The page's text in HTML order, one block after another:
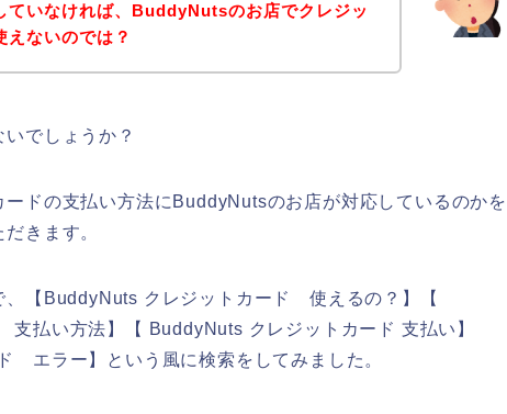
ていなければ、BuddyNutsのお店でクレジッ
えないのでは？
でしょうか？
ドの支払い方法にBuddyNutsのお店が対応しているのかを
きます。
、【BuddyNuts クレジットカード 使えるの？】【
払い方法】【 BuddyNuts クレジットカード 支払い】
エラー】という風に検索をしてみました。